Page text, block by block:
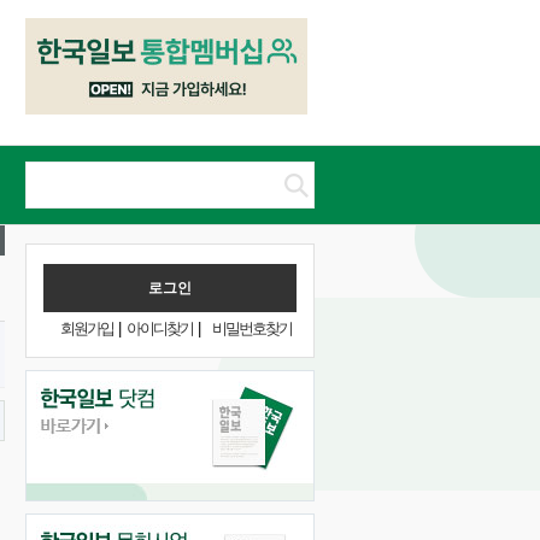
회원가입| 아이디찾기 비밀번호찾기